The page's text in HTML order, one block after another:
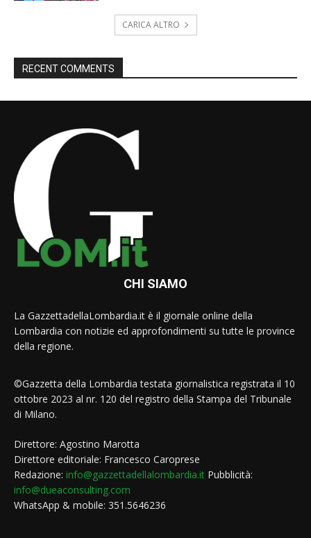
CARICA ALTRO
RECENT COMMENTS
CHI SIAMO
La GazzettadellaLombardia.it è il giornale online della
Lombardia con notizie ed approfondimenti su tutte le province
della regione.
©Gazzetta della Lombardia testata giornalistica registrata il 10
ottobre 2023 al nr. 120 del registro della Stampa del Tribunale
di Milano.
Direttore: Agostino Marotta
Direttore editoriale: Francesco Caroprese
Redazione: info@gazzettadellalombardia.it Pubblicità:
info@dueaconsulting.com
WhatsApp & mobile: 351.5646236